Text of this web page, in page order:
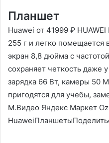
Планшет
Huawei от 41999 ₽
255 г и легко помещается
экран 8,8 дюйма с
сохраняет четкость даже
зарядка 66 Вт, камеры 50
пригодятся для учебы,
М.Видео Яндекс Маркет